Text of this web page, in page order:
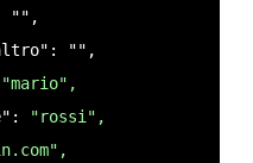
"",
"",
"mario",
"rossi",
",